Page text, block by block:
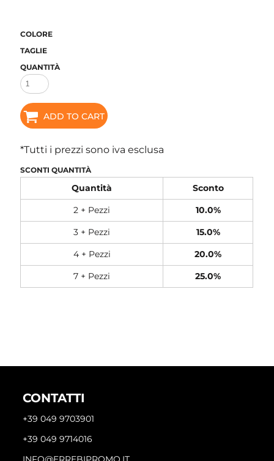
COLORE
TAGLIE
QUANTITÀ
ADD TO CART
*Tutti i prezzi sono iva esclusa
SCONTI QUANTITÀ
Quantità
Sconto
2 + Pezzi
10.0%
3 + Pezzi
15.0%
4 + Pezzi
20.0%
7 + Pezzi
25.0%
CONTATTI
+39 049 9703901
+39 049 9714016